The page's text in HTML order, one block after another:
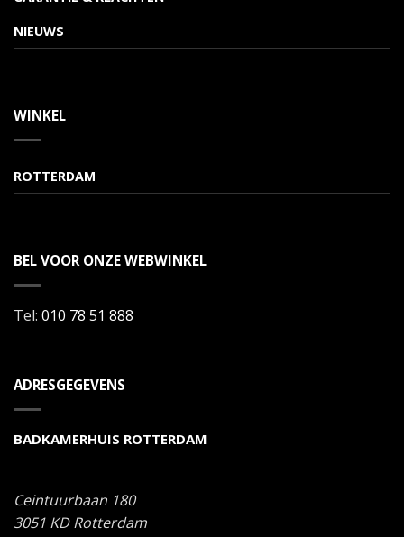
NIEUWS
WINKEL
ROTTERDAM
BEL VOOR ONZE WEBWINKEL
Tel: 010 78 51 888
ADRESGEGEVENS
BADKAMERHUIS ROTTERDAM
Ceintuurbaan 180
3051 KD Rotterdam